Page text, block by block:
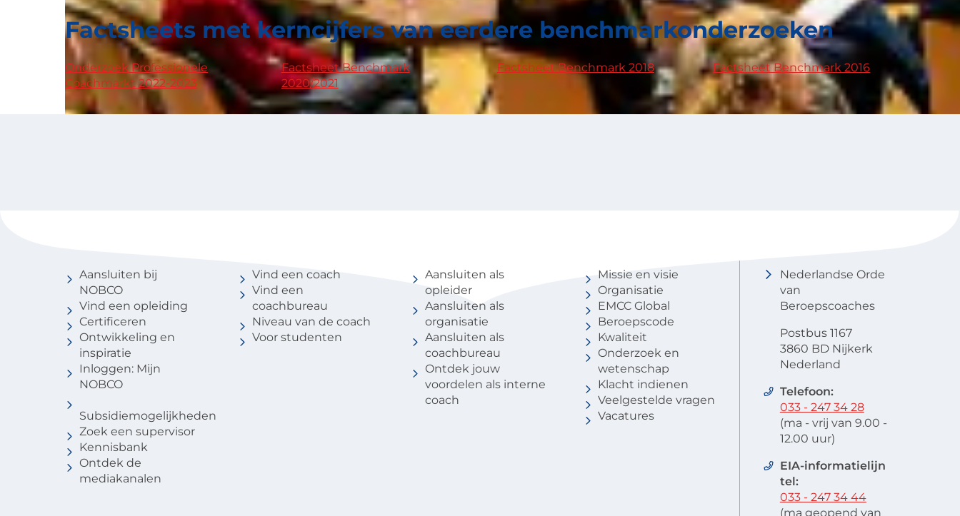
Factsheets met kerncijfers van eerdere benchmarkonderzoeken
Onderzoek Professionele
Coachmarkt 2022-2023
Factsheet Benchmark
2020/2021
Factsheet Benchmark 2018 Factsheet Benchmark 2016
Aansluiten bij
NOBCO
Vind een opleiding
Certificeren
Ontwikkeling en
inspiratie
Inloggen: Mijn
NOBCO
Subsidiemogelijkheden
Zoek een supervisor
Kennisbank
Ontdek de
mediakanalen
Vind een coach
Vind een
coachbureau
Niveau van de coach
Voor studenten
Aansluiten als
opleider
Aansluiten als
organisatie
Aansluiten als
coachbureau
Ontdek jouw
voordelen als interne
coach
Missie en visie
Organisatie
EMCC Global
Beroepscode
Kwaliteit
Onderzoek en
wetenschap
Klacht indienen
Veelgestelde vragen
Vacatures
Nederlandse Orde
van
Beroepscoaches
Postbus 1167
3860 BD Nijkerk
Nederland
Telefoon:
033 - 247 34 28
(ma - vrij van 9.00 -
12.00 uur)
EIA-informatielijn
tel:
033 - 247 34 44
(ma geopend van